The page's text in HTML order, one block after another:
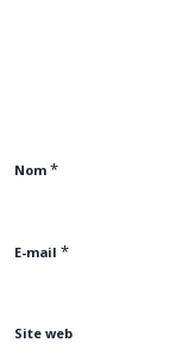
Nom *
E-mail *
Site web